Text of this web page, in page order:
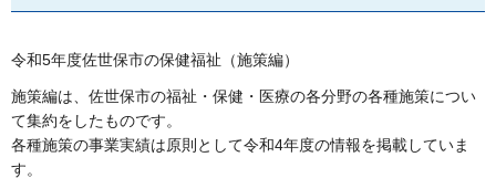
令和5年度佐世保市の保健福祉（施策編）
施策編は、佐世保市の福祉・保健・医療の各分野の各種施策につい
て集約をしたものです。
各種施策の事業実績は原則として令和4年度の情報を掲載していま
す。